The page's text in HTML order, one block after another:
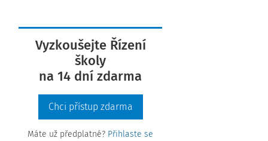
Vyzkoušejte Řízení
školy
na 14 dní zdarma
Chci přístup zdarma
Máte už předplatné? Přihlaste se